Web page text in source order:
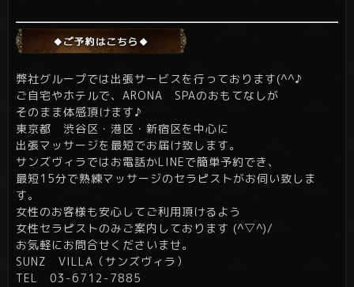
弊社グループでは出張サービスを行っております(^^♪
ご自宅やホテルで、ARONA SPAのおもてなしが
そのまま体感頂けます♪
東京都 渋谷区・港区・新宿区を中心に
出張マッサージを最短でお届け致します。
サンズヴィラではお電話かLINEで簡単予約でき、
最短15分で熟練マッサージのセラピストがお伺い致しま
す。
女性のお客様も安心してご利用頂けるよう
女性セラピストのみご案内しております (^▽^)/
お気軽にお問合せくださいませ。
SUNZ VILLA（サンズヴィラ）
TEL 03-6712-7885